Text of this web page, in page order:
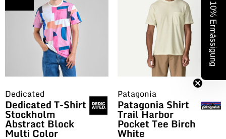
Dedicated
Dedicated T-Shirt
Stockholm
Abstract Block
Multi Color
Patagonia
Patagonia Shirt
Trail Harbor
Pocket Tee Birch
White
10% Ermässigung